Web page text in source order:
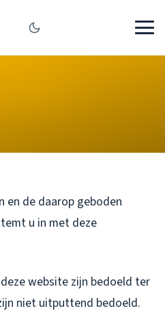
en de daarop geboden
u in met deze
website zijn bedoeld ter
niet uitputtend bedoeld.